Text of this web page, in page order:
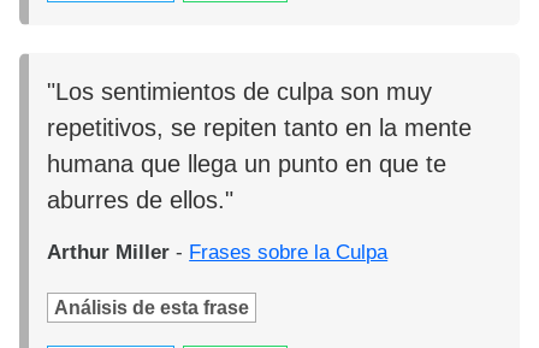
"Los sentimientos de culpa son muy
repetitivos, se repiten tanto en la mente
humana que llega un punto en que te
aburres de ellos."
Arthur Miller - Frases sobre la Culpa
Análisis de esta frase